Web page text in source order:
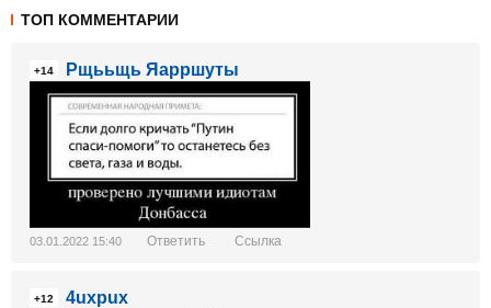
ТОП КОММЕНТАРИИ
+14 Рщььщь Яарршуты
03.01.2022 15:40 Ответить Ссылка
+12
4uxpux